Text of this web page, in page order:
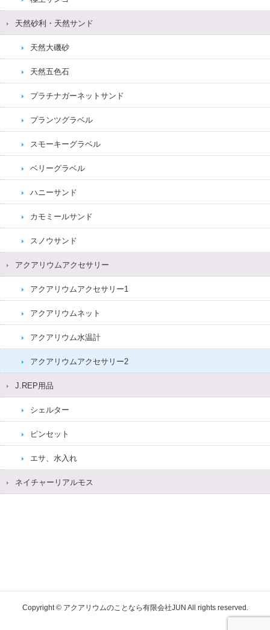
天然砂利・天然サンド
天然大磯砂
天然五色石
プラチナガーネットサンド
プランツグラベル
スモーキーグラベル
ベリーグラベル
ハニーサンド
カモミールサンド
スノウサンド
アクアリウムアクセサリー
アクアリウムアクセサリー1
アクアリウムネット
アクアリウム水温計
アクアリウムアクセサリー2
J.REP用品
シェルター
ピンセット
エサ、水入れ
ネイチャーリアルモス
Copyright © アクアリウムのことなら有限会社JUN All rights reserved.